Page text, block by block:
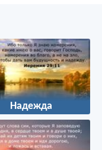
Надежда